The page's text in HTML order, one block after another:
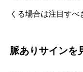
くる場合は注目すべ
脈ありサインを